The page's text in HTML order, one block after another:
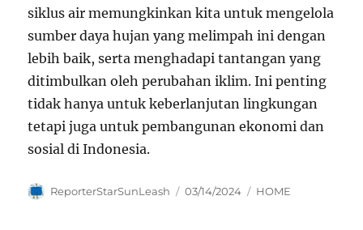
siklus air memungkinkan kita untuk mengelola
sumber daya hujan yang melimpah ini dengan
lebih baik, serta menghadapi tantangan yang
ditimbulkan oleh perubahan iklim. Ini penting
tidak hanya untuk keberlanjutan lingkungan
tetapi juga untuk pembangunan ekonomi dan
sosial di Indonesia.
Author
ReporterStarSunLeash
Posted
03/14/2024 Categories
HOME